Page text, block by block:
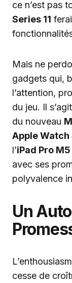
ce n’est pas
Series 11
Mais ne
gadgets qui,
l’attention,
du jeu. Il
du nouveau
Apple Watch
l’iPad Pro M5
avec ses
polyvalence
Un
cesse de